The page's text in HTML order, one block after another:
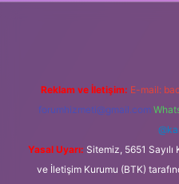
Reklam ve İletişim: E-mail:
forumhizmeti@gmail.com
Yasal Uyarı: Sitemiz, 5651
ve İletişim Kurumu (BTK)